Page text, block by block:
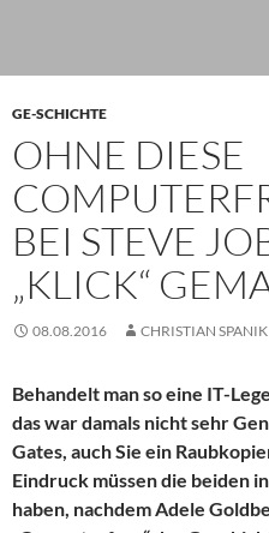
GE-SCHICHTE
OHNE DIESE
BEI STEVE
„KLICK“
08.08.2016 CHRISTIAN SPANIK
Behandelt man so eine IT-
das war damals nicht sehr
Gates, auch Sie ein
Eindruck müssen die beiden
haben, nachdem Adele